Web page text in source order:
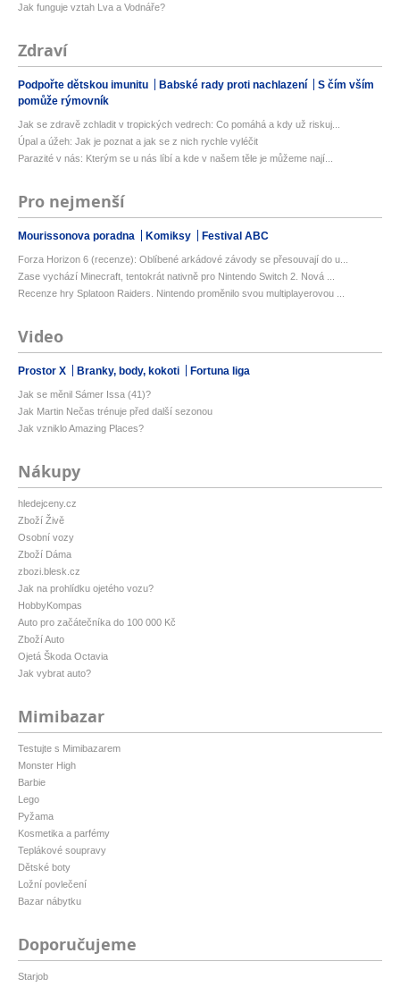
Jak funguje vztah Lva a Vodnáře?
Zdraví
Podpořte dětskou imunitu Babské rady proti nachlazení
S čím vším
pomůže rýmovník
Jak se zdravě zchladit v tropických vedrech: Co pomáhá a kdy už riskuj...
Úpal a úžeh: Jak je poznat a jak se z nich rychle vyléčit
Parazité v nás: Kterým se u nás líbí a kde v našem těle je můžeme nají...
Pro nejmenší
Mourissonova poradna Komiksy Festival ABC
Forza Horizon 6 (recenze): Oblíbené arkádové závody se přesouvají do u...
Zase vychází Minecraft, tentokrát nativně pro Nintendo Switch 2. Nová ...
Recenze hry Splatoon Raiders. Nintendo proměnilo svou multiplayerovou ...
Video
Prostor X Branky, body, kokoti Fortuna liga
Jak se měnil Sámer Issa (41)?
Jak Martin Nečas trénuje před další sezonou
Jak vzniklo Amazing Places?
Nákupy
hledejceny.cz
Zboží Živě
Osobní vozy
Zboží Dáma
zbozi.blesk.cz
Jak na prohlídku ojetého vozu?
HobbyKompas
Auto pro začátečníka do 100 000 Kč
Zboží Auto
Ojetá Škoda Octavia
Jak vybrat auto?
Mimibazar
Testujte s Mimibazarem
Monster High
Barbie
Lego
Pyžama
Kosmetika a parfémy
Teplákové soupravy
Dětské boty
Ložní povlečení
Bazar nábytku
Doporučujeme
Starjob